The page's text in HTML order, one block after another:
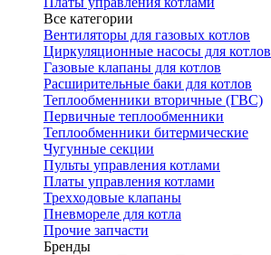
Все категории
Вентиляторы для газовых котлов
Циркуляционные насосы для котлов
Газовые клапаны для котлов
Расширительные баки для котлов
Теплообменники вторичные (ГВС)
Первичные теплообменники
Теплообменники битермические
Чугунные секции
Пульты управления котлами
Платы управления котлами
Трехходовые клапаны
Пневмореле для котла
Прочие запчасти
Бренды